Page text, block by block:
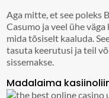
Aga mitte, et see poleks
Casumo ja veel ühe
mida tõsiselt kaaluda.
tasuta keerutusi ja teil
sissemakse.
Madalaima